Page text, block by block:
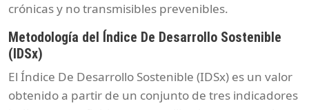
crónicas y no transmisibles prevenibles.
Metodología del Índice De Desarrollo Sostenible
(IDSx)
El Índice De Desarrollo Sostenible (IDSx) es un valor
obtenido a partir de un conjunto de tres indicadores